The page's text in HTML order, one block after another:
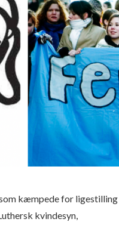
kæmpede for ligestilling
kvindesyn,